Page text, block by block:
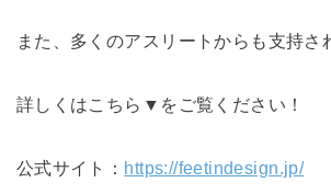
また、多くのアスリートからも支持さ
詳しくはこちら▼をご覧ください！
公式サイト： https://feetindesign.jp/